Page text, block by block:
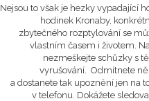
Nejsou to však je hezky vypadající
hodinek Kronaby,
zbytečného rozptylování se
vlastním časem i životem.
nezmeškejte schůzky s
vyrušování. Odmítnete
a dostanete tak upoznění jen na
v telefonu. Dokážete